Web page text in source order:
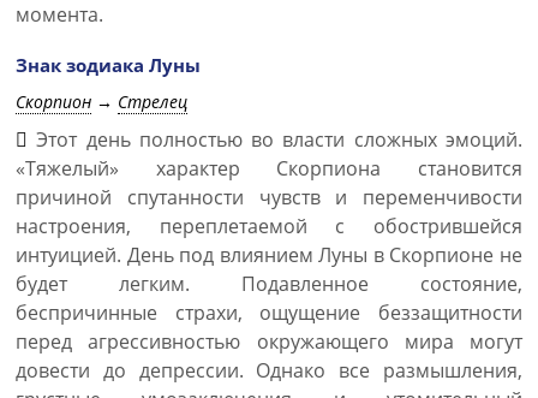
момента.
Знак зодиака Луны
Скорпион → Стрелец
Этот день полностью во власти сложных эмоций.
«Тяжелый» характер Скорпиона становится
причиной спутанности чувств и переменчивости
настроения, переплетаемой с обострившейся
интуицией. День под влиянием Луны в Скорпионе не
будет легким. Подавленное состояние,
беспричинные страхи, ощущение беззащитности
перед агрессивностью окружающего мира могут
довести до депрессии. Однако все размышления,